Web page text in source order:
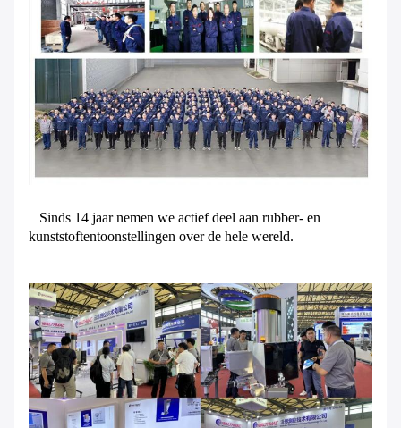
Sinds 14 jaar nemen we actief deel aan rubber- en
kunststoftentoonstellingen over de hele wereld.